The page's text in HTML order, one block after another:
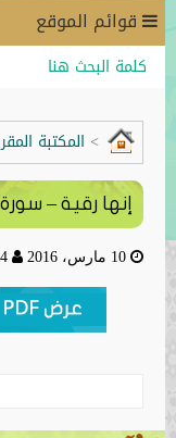
قوائم الموقع
> المكتبة
إنها رقية –